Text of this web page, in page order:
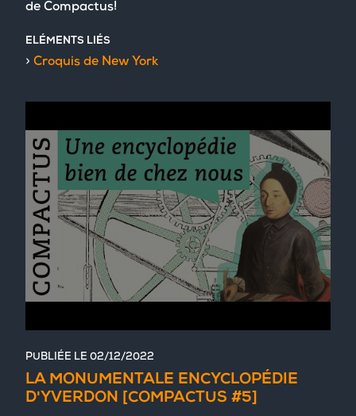
de Compactus!
ELÉMENTS LIÉS
Croquis de New York
PUBLIÉE LE 02/12/2022
LA MONUMENTALE ENCYCLOPÉDIE
D'YVERDON [COMPACTUS #5]